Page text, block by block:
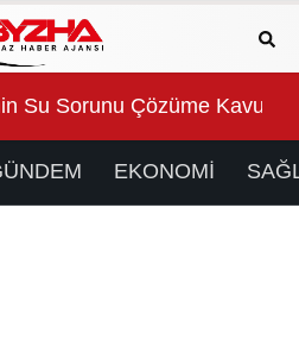
Su Sorunu Çözüme
EKONOMİ